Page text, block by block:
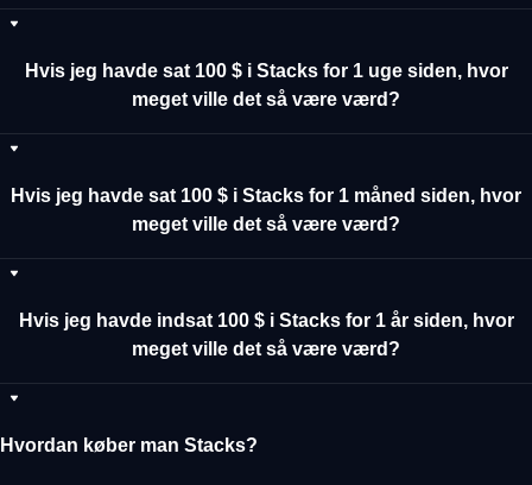
Hvis jeg havde sat 100 $ i Stacks for 1 uge siden, hvor
meget ville det så være værd?
Hvis jeg havde sat 100 $ i Stacks for 1 måned siden, hvor
meget ville det så være værd?
Hvis jeg havde indsat 100 $ i Stacks for 1 år siden, hvor
meget ville det så være værd?
Hvordan køber man Stacks?